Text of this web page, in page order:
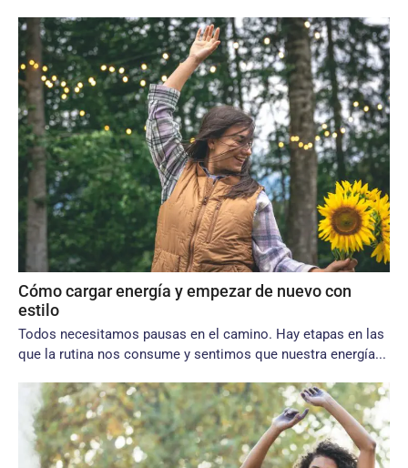
Cómo cargar energía y empezar de nuevo con
estilo
Todos necesitamos pausas en el camino. Hay etapas en las
que la rutina nos consume y sentimos que nuestra energía...